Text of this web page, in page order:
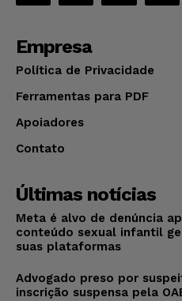
Empresa
Política de Privacidade
Ferramentas para PDF
Apoiadores
Contato
Últimas notícias
Meta é alvo de denúncia
conteúdo sexual infantil
suas plataformas
Advogado preso por
inscrição suspensa pela